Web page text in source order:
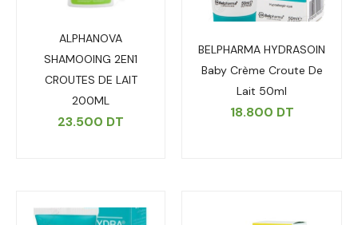
ALPHANOVA
SHAMOOING 2EN1
CROUTES DE LAIT
200ML
23.500 DT
BELPHARMA HYDRASOIN
Baby Crème Croute De
Lait 50ml
18.800 DT